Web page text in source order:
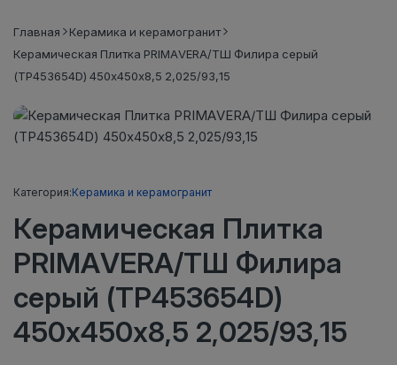
Главная
Керамика и керамогранит
Керамическая Плитка PRIMAVERA/ТШ Филира серый
(ТР453654D) 450х450х8,5 2,025/93,15
Категория:Керамика и керамогранит
Керамическая Плитка
PRIMAVERA/ТШ Филира
серый (ТР453654D)
450х450х8,5 2,025/93,15